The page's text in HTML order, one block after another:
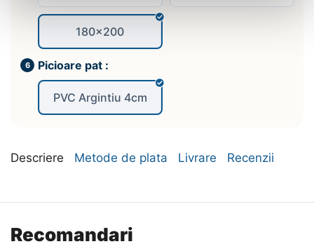
180x200
Picioare pat :
PVC Argintiu 4cm
Descriere Metode de plata Livrare Recenzii
Recomandari